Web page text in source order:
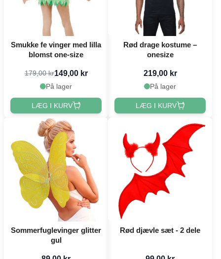
Smukke fe vinger med lilla
blomst one-size
179,00 kr149,00 kr
På lager
LÆG I KURV
Rød drage kostume –
onesize
219,00 kr
På lager
LÆG I KURV
Sommerfuglevinger glitter
gul
Rød djævle sæt - 2 dele